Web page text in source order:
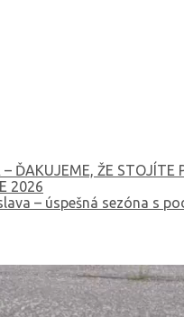
ĎAKUJEME, ŽE STOJÍTE
2026
– úspešná sezóna s